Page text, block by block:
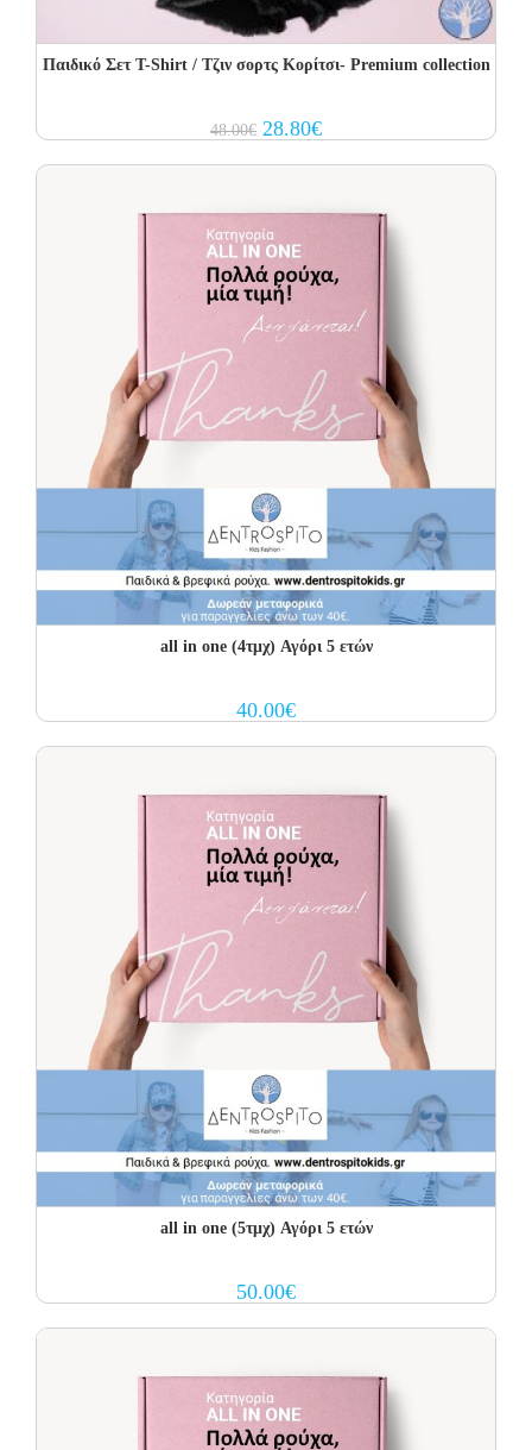
Παιδικό Σετ T-Shirt / Τζιν σορτς Κορίτσι- Premium collection
48.00€ Original
price
28.80€Current
price
all in one (4τμχ) Αγόρι 5 ετών
40.00€
all in one (5τμχ) Αγόρι 5 ετών
50.00€